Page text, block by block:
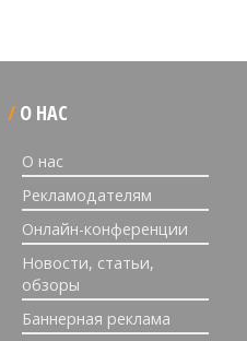
О НАС
О нас
Рекламодателям
Онлайн-конференции
Новости, статьи,
обзоры
Баннерная реклама